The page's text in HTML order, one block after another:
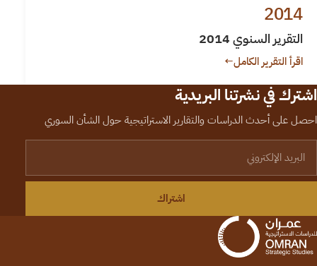
2014
التقرير السنوي 2014
اقرأ التقرير الكامل←
اشترك في نشرتنا البريدية
احصل على أحدث الدراسات والتقارير الاستراتيجية حول الشأن السوري
اشتراك